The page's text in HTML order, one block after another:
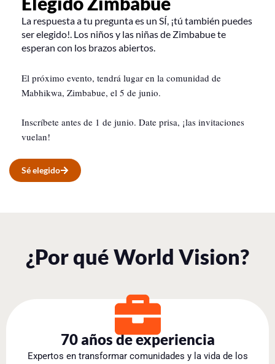
La respuesta a tu pregunta es un SÍ, ¡tú también puedes
ser elegido!. Los niños y las niñas de Zimbabue te
esperan con los brazos abiertos.
El próximo evento, tendrá lugar en la comunidad de
Mabhikwa, Zimbabue, el 5 de junio.
Inscríbete antes de 1 de junio. Date prisa, ¡las invitaciones
vuelan!
Sé elegido
¿Por qué World Vision?
70 años de experiencia
Expertos en transformar comunidades y la vida de los